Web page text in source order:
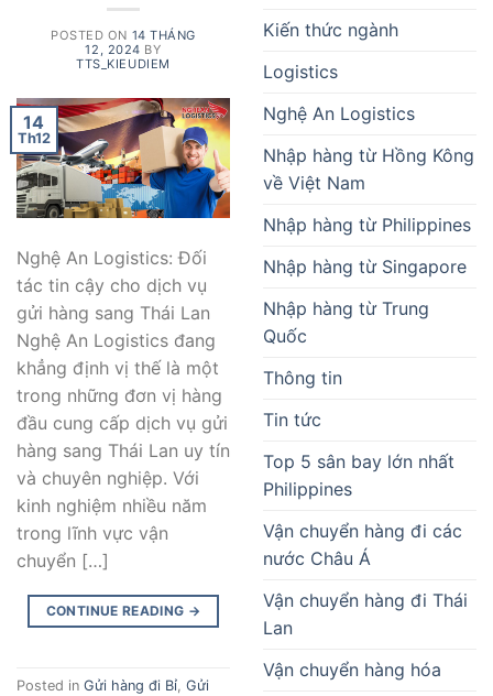
POSTED ON 14 THÁNG
12, 2024 BY
TTS_KIEUDIEM
14
Th12
Nghệ An Logistics: Đối
tác tin cậy cho dịch vụ
gửi hàng sang Thái Lan
Nghệ An Logistics đang
khẳng định vị thế là một
trong những đơn vị hàng
đầu cung cấp dịch vụ gửi
hàng sang Thái Lan uy tín
và chuyên nghiệp. Với
kinh nghiệm nhiều năm
trong lĩnh vực vận
chuyển […]
CONTINUE READING →
Posted in Gửi hàng đi Bỉ, Gửi
Kiến thức ngành
Logistics
Nghệ An Logistics
Nhập hàng từ Hồng Kông
về Việt Nam
Nhập hàng từ Philippines
Nhập hàng từ Singapore
Nhập hàng từ Trung
Quốc
Thông tin
Tin tức
Top 5 sân bay lớn nhất
Philippines
Vận chuyển hàng đi các
nước Châu Á
Vận chuyển hàng đi Thái
Lan
Vận chuyển hàng hóa